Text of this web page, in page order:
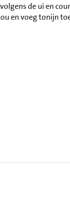
de ui en
en voeg tonijn